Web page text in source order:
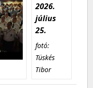
2026.
július
25.
fotó:
Tüskés
Tibor